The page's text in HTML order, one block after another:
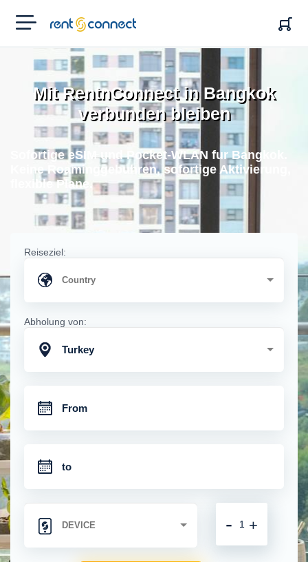
RENT'N
CONNECT
Mit RentnConnect in Bangkok
verbunden bleiben
Sofortige eSIM und Pocket-WLAN fur Bangkok.
Keine Roaminggebuhren, sofortige Aktivierung,
flexible Plane.
Reiseziel:
Abholung von:
Turkey
+
-